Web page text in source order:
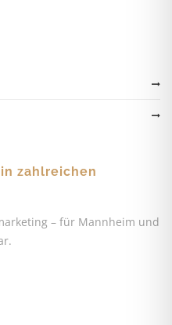
zahlreichen
– für Mannheim und